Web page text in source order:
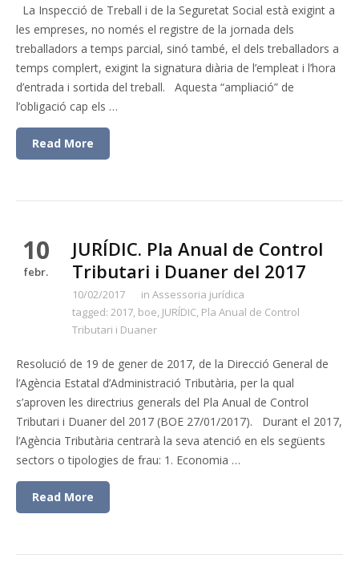
La Inspecció de Treball i de la Seguretat Social està exigint a
les empreses, no només el registre de la jornada dels
treballadors a temps parcial, sinó també, el dels treballadors a
temps complert, exigint la signatura diària de l’empleat i l’hora
d’entrada i sortida del treball. Aquesta “ampliació” de
l’obligació cap els …
Read More
10
febr.
JURÍDIC. Pla Anual de Control
Tributari i Duaner del 2017
10/02/2017 in Assessoria jurídica
tagged: 2017, boe, JURÍDIC, Pla Anual de Control
Tributari i Duaner
Resolució de 19 de gener de 2017, de la Direcció General de
l’Agència Estatal d’Administració Tributària, per la qual
s’aproven les directrius generals del Pla Anual de Control
Tributari i Duaner del 2017 (BOE 27/01/2017). Durant el 2017,
l’Agència Tributària centrarà la seva atenció en els següents
sectors o tipologies de frau: 1. Economia …
Read More